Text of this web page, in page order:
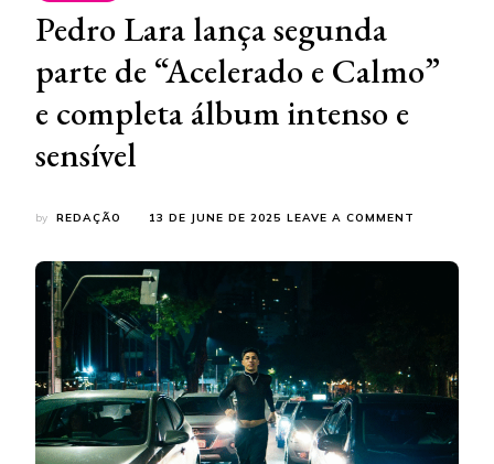
Pedro Lara lança segunda
parte de “Acelerado e Calmo”
e completa álbum intenso e
sensível
by REDAÇÃO 13 DE JUNE DE 2025 LEAVE A COMMENT
CALMO”
COMPLETA
ÁLBUM